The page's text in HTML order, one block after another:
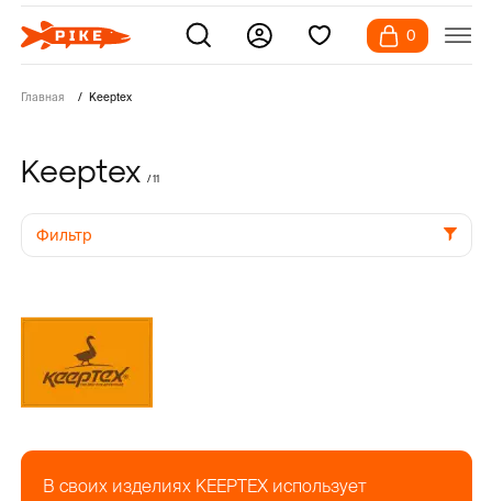
0
Главная Keeptex
Keeptex / 11
Фильтр
В своих изделиях KEEPTEX использует